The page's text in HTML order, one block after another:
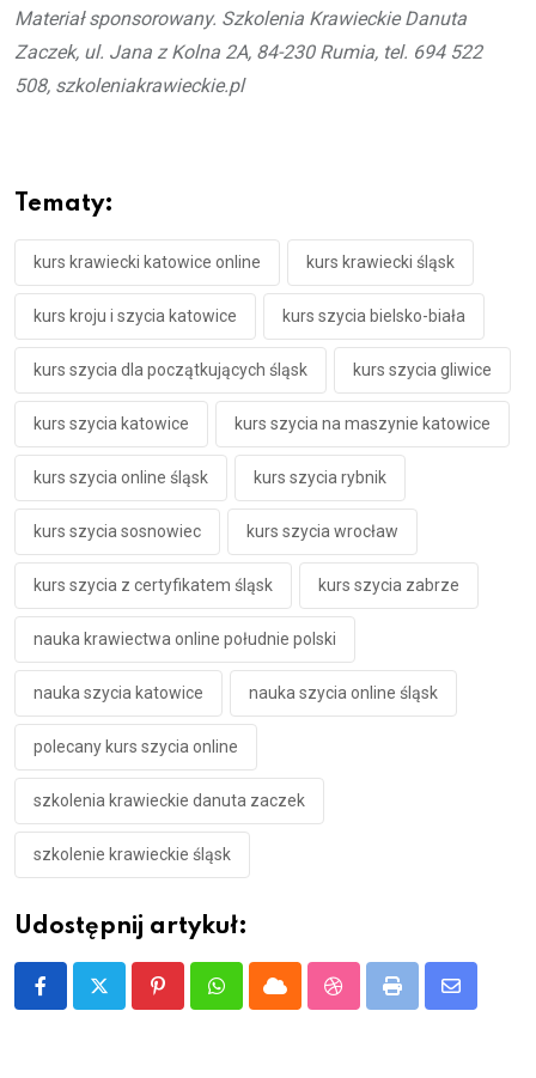
Materiał sponsorowany. Szkolenia Krawieckie Danuta
Zaczek, ul. Jana z Kolna 2A, 84-230 Rumia, tel. 694 522
508, szkoleniakrawieckie.pl
Tematy:
kurs krawiecki katowice online kurs krawiecki śląsk
kurs kroju i szycia katowice kurs szycia bielsko-biała
kurs szycia dla początkujących śląsk kurs szycia gliwice
kurs szycia katowice kurs szycia na maszynie katowice
kurs szycia online śląsk kurs szycia rybnik
kurs szycia sosnowiec kurs szycia wrocław
kurs szycia z certyfikatem śląsk kurs szycia zabrze
nauka krawiectwa online południe polski
nauka szycia katowice nauka szycia online śląsk
polecany kurs szycia online
szkolenia krawieckie danuta zaczek
szkolenie krawieckie śląsk
Udostępnij artykuł:
PinterestWhatsappCloud StumbleUpon
Print
Share